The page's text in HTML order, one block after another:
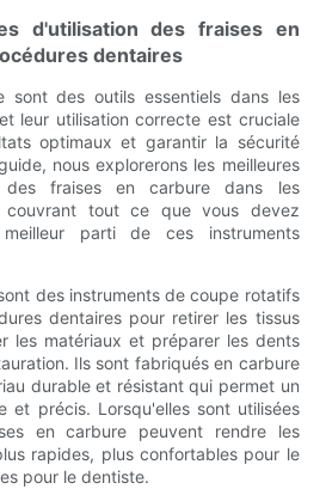
d'utilisation des fraises en
dentaires
sont des outils essentiels dans les
leur utilisation correcte est cruciale
optimaux et garantir la sécurité
nous explorerons les meilleures
des fraises en carbure dans les
couvrant tout ce que vous devez
parti de ces instruments
des instruments de coupe rotatifs
dentaires pour retirer les tissus
les matériaux et préparer les dents
Ils sont fabriqués en carbure
durable et résistant qui permet un
et précis. Lorsqu'elles sont utilisées
en carbure peuvent rendre les
rapides, plus confortables pour le
pour le dentiste.